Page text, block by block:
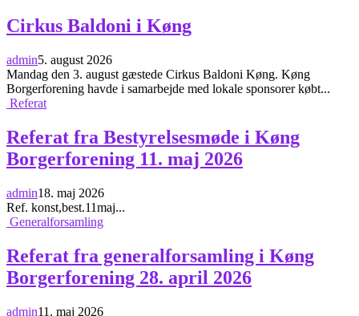
Cirkus Baldoni i Køng
admin5. august 2026
Mandag den 3. august gæstede Cirkus Baldoni Køng. Køng
Borgerforening havde i samarbejde med lokale sponsorer købt...
Referat
Referat fra Bestyrelsesmøde i Køng
Borgerforening 11. maj 2026
admin18. maj 2026
Ref. konst,best.11maj...
Generalforsamling
Referat fra generalforsamling i Køng
Borgerforening 28. april 2026
admin11. maj 2026